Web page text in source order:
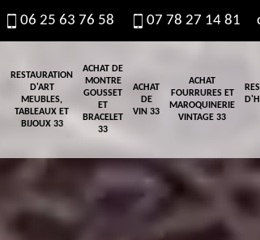
06 25 63 76 58 07 78 27 14 81
RESTAURATION
D'ART
MEUBLES,
TABLEAUX ET
BIJOUX 33
ACHAT DE
MONTRE
GOUSSET
ET
BRACELET
33
ACHAT
DE
VIN 33
ACHAT
FOURRURES ET
MAROQUINERIE
VINTAGE 33